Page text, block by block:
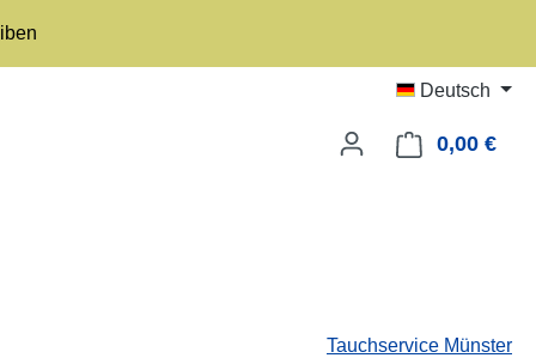
Deutsch
0,00 €
Tauchservice Münster